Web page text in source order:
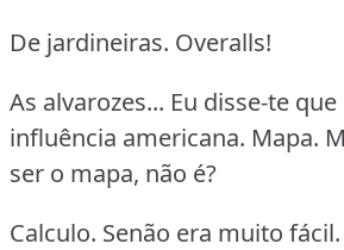
De jardineiras. Overalls!
As alvarozes... Eu disse-te
influência americana. Mapa.
ser o mapa, não é?
Calculo. Senão era muito